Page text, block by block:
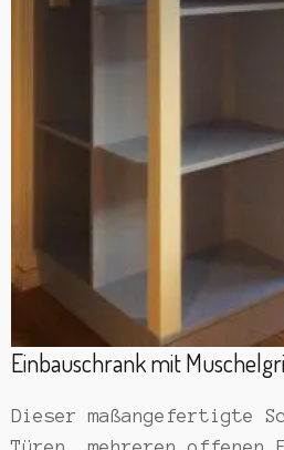
Einbauschrank mit
Dieser maßangefertigte